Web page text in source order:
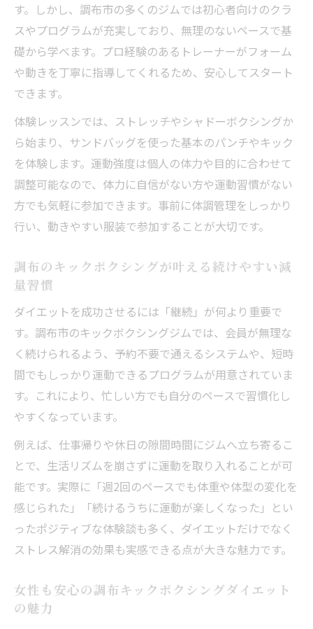
女性に支持される暗闇キックボクシングの
安心ポイント
初心者でも入りやすい暗闇キックボクシン
グの雰囲気
女性も安心して続けられる調布ダイエット法
女性専用クラスもある調布のキックボクシ
ング体験談
キックボクシングで女性が安心できるダイ
エット環境
女性向けのキックボクシング継続の秘訣を
解説
調布エリアの女性に人気なキックボクシン
初心者女性が安心して通えるキックボクシ
ング習慣
初心者が調布で挫折せずに続ける秘訣
初心者でも続く調布キックボクシングの始
め方
キックボクシング初心者が挫折しないため
の工夫
調布のキックボクシングで続けやすいポイ
ント集
初心者が安心して継続できるサポート体制
とは
運動が苦手でも始めやすいキックボクシン
運動不足解消にキックボクシングを選ぶ理由
す。しかし、調布市の多くのジムでは初心者向けのクラ
スやプログラムが充実しており、無理のないペースで基
礎から学べます。プロ経験のあるトレーナーがフォーム
や動きを丁寧に指導してくれるため、安心してスタート
できます。
体験レッスンでは、ストレッチやシャドーボクシングか
ら始まり、サンドバッグを使った基本のパンチやキック
を体験します。運動強度は個人の体力や目的に合わせて
調整可能なので、体力に自信がない方や運動習慣がない
方でも気軽に参加できます。事前に体調管理をしっかり
行い、動きやすい服装で参加することが大切です。
調布のキックボクシングが叶える続けやすい減
量習慣
ダイエットを成功させるには「継続」が何より重要で
す。調布市のキックボクシングジムでは、会員が無理な
く続けられるよう、予約不要で通えるシステムや、短時
間でもしっかり運動できるプログラムが用意されていま
す。これにより、忙しい方でも自分のペースで習慣化し
やすくなっています。
例えば、仕事帰りや休日の隙間時間にジムへ立ち寄るこ
とで、生活リズムを崩さずに運動を取り入れることが可
能です。実際に「週2回のペースでも体重や体型の変化を
感じられた」「続けるうちに運動が楽しくなった」とい
ったポジティブな体験談も多く、ダイエットだけでなく
ストレス解消の効果も実感できる点が大きな魅力です。
女性も安心の調布キックボクシングダイエット
の魅力